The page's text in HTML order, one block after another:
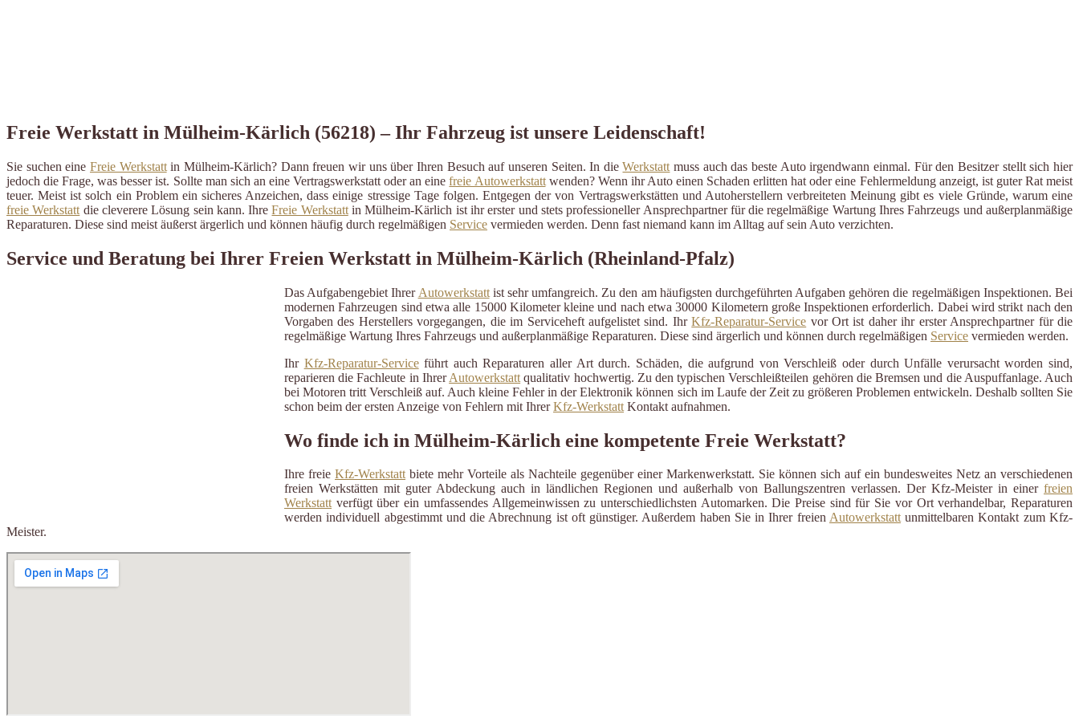
Freie Werkstatt in Mülheim-Kärlich (56218) – Ihr Fahrzeug ist unsere Leidenschaft!
Sie suchen eine Freie Werkstattin Mülheim-Kärlich? Dann freuen wir uns über Ihren Besuch auf unseren Seiten. In dieWerkstatt muss auch das beste Auto irgendwann einmal. Für den Besitzer stellt sich hier
jedoch die Frage, was besser ist. Sollte man sich an eine Vertragswerkstatt oder an einefreie Autowerkstattwenden? Wenn ihr Auto einen Schaden erlitten hat oder eine Fehlermeldung anzeigt, ist guter Rat meist
teuer. Meist ist solch ein Problem ein sicheres Anzeichen, dass einige stressige Tage folgen. Entgegen der von Vertragswerkstätten und Autoherstellern verbreiteten Meinung gibt es viele Gründe, warum eine
freie Werkstatt die cleverere Lösung sein kann. IhreFreie Werkstattin Mülheim-Kärlich ist ihr erster und stets professioneller Ansprechpartner für die regelmäßige Wartung Ihres Fahrzeugs und außerplanmäßige
Reparaturen. Diese sind meist äußerst ärgerlich und können häufig durch regelmäßigen Service vermieden werden. Denn fast niemand kann im Alltag auf sein Auto verzichten.
Service und Beratung bei Ihrer Freien Werkstatt in Mülheim-Kärlich (Rheinland-Pfalz)
Das Aufgabengebiet Ihrer Autowerkstattist sehr umfangreich. Zu den am häufigsten durchgeführten Aufgaben gehören die regelmäßigen Inspektionen. Bei
modernen Fahrzeugen sind etwa alle 15000 Kilometer kleine und nach etwa 30000 Kilometern große Inspektionen erforderlich. Dabei wird strikt nach den
Vorgaben des Herstellers vorgegangen, die im Serviceheft aufgelistet sind. IhrKfz-Reparatur-Service vor Ort ist daher ihr erster Ansprechpartner für die
regelmäßige Wartung Ihres Fahrzeugs und außerplanmäßige Reparaturen. Diese sind ärgerlich und können durch regelmäßigen Service vermieden werden.
Ihr Kfz-Reparatur-Serviceführt auch Reparaturen aller Art durch. Schäden, die aufgrund von Verschleiß oder durch Unfälle verursacht worden sind,
reparieren die Fachleute in IhrerAutowerkstatt qualitativ hochwertig. Zu den typischen Verschleißteilen gehören die Bremsen und die Auspuffanlage. Auch
bei Motoren tritt Verschleiß auf. Auch kleine Fehler in der Elektronik können sich im Laufe der Zeit zu größeren Problemen entwickeln. Deshalb sollten Sie
schon beim der ersten Anzeige von Fehlern mit IhrerKfz-Werkstatt Kontakt aufnahmen.
Wo finde ich in Mülheim-Kärlich eine kompetente Freie Werkstatt?
Ihre freie Kfz-Werkstattbiete mehr Vorteile als Nachteile gegenüber einer Markenwerkstatt. Sie können sich auf ein bundesweites Netz an verschiedenen
freien Werkstätten mit guter Abdeckung auch in ländlichen Regionen und außerhalb von Ballungszentren verlassen. Der Kfz-Meister in einer freien
Werkstattverfügt über ein umfassendes Allgemeinwissen zu unterschiedlichsten Automarken. Die Preise sind für Sie vor Ort verhandelbar, Reparaturen
werden individuell abgestimmt und die Abrechnung ist oft günstiger. Außerdem haben Sie in Ihrer freien Autowerkstattunmittelbaren Kontakt zum Kfz-
Meister.